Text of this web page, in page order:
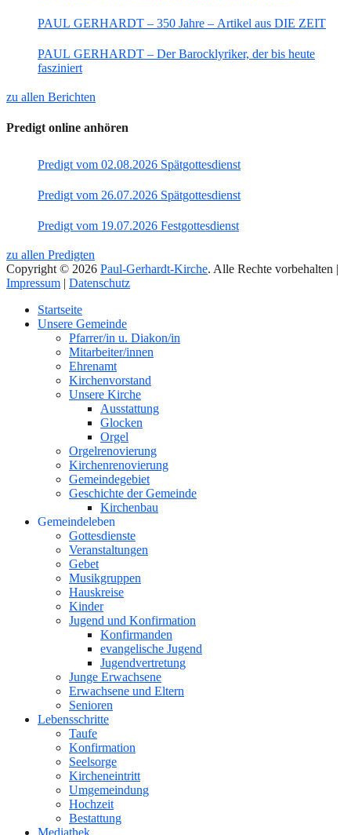
PAUL GERHARDT – 350 Jahre – Artikel aus DIE ZEIT
PAUL GERHARDT – Der Barocklyriker, der bis heute
fasziniert
zu allen Berichten
Predigt online anhören
Predigt vom 02.08.2026 Spätgottesdienst
Predigt vom 26.07.2026 Spätgottesdienst
Predigt vom 19.07.2026 Festgottesdienst
zu allen Predigten
Copyright © 2026 Paul-Gerhardt-Kirche. Alle Rechte vorbehalten |
Impressum | Datenschutz
oben
Startseite
Unsere Gemeinde
Pfarrer/in u. Diakon/in
Mitarbeiter/innen
Ehrenamt
Kirchenvorstand
Unsere Kirche
Ausstattung
Glocken
Orgel
Orgelrenovierung
Kirchenrenovierung
Gemeindegebiet
Geschichte der Gemeinde
Kirchenbau
Gemeindeleben
Gottesdienste
Veranstaltungen
Gebet
Musikgruppen
Hauskreise
Kinder
Jugend und Konfirmation
Konfirmanden
evangelische Jugend
Jugendvertretung
Junge Erwachsene
Erwachsene und Eltern
Senioren
Lebensschritte
Taufe
Konfirmation
Seelsorge
Kircheneintritt
Umgemeindung
Hochzeit
Bestattung